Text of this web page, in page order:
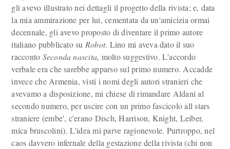
gli avevo illustrato nei dettagli il progetto della rivista; e, data
la mia ammirazione per lui, cementata da un'amicizia ormai
decennale, gli avevo proposto di diventare il primo autore
italiano pubblicato su Robot. Lino mi aveva dato il suo
racconto Seconda nascita, molto suggestivo. L'accordo
verbale era che sarebbe apparso sul primo numero. Accadde
invece che Armenia, visti i nomi degli autori stranieri che
avevamo a disposizione, mi chiese di rimandare Aldani al
secondo numero, per uscire con un primo fascicolo all stars
straniere (embe', c'erano Disch, Harrison, Knight, Leiber,
mica bruscolini). L'idea mi parve ragionevole. Purtroppo, nel
caos davvero infernale della gestazione della rivista (chi non